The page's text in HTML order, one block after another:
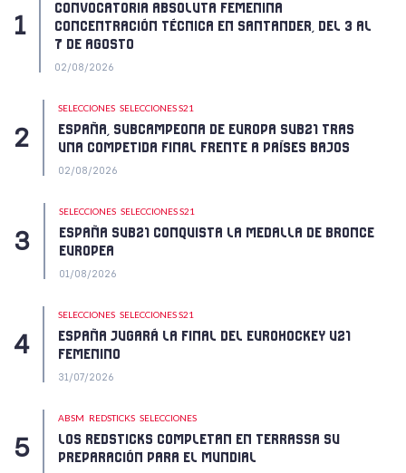
CONVOCATORIA ABSOLUTA FEMENINA
CONCENTRACIÓN TÉCNICA EN SANTANDER, DEL 3 AL
7 DE AGOSTO
02/08/2026
SELECCIONES SELECCIONES S21
ESPAÑA, SUBCAMPEONA DE EUROPA SUB21 TRAS
UNA COMPETIDA FINAL FRENTE A PAÍSES BAJOS
02/08/2026
SELECCIONES SELECCIONES S21
ESPAÑA SUB21 CONQUISTA LA MEDALLA DE BRONCE
EUROPEA
01/08/2026
SELECCIONES SELECCIONES S21
ESPAÑA JUGARÁ LA FINAL DEL EUROHOCKEY U21
FEMENINO
31/07/2026
ABSM REDSTICKS SELECCIONES
LOS REDSTICKS COMPLETAN EN TERRASSA SU
PREPARACIÓN PARA EL MUNDIAL